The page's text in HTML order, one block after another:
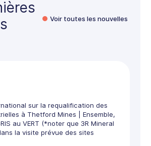
Voir toutes les nouvelles
sur la requalification des
à Thetford Mines | Ensemble,
au VERT (*noter que 3R Mineral
la visite prévue des sites